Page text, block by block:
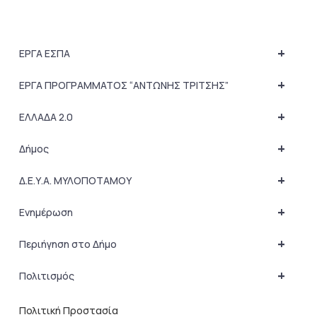
+
ΕΡΓΑ ΕΣΠΑ
+
ΕΡΓΑ ΠΡΟΓΡΑΜΜΑΤΟΣ “ΑΝΤΩΝΗΣ ΤΡΙΤΣΗΣ”
+
ΕΛΛΑΔΑ 2.0
+
Δήμος
+
Δ.Ε.Υ.Α. ΜΥΛΟΠΟΤΑΜΟΥ
+
Ενημέρωση
+
Περιήγηση στο Δήμο
+
Πολιτισμός
Πολιτική Προστασία